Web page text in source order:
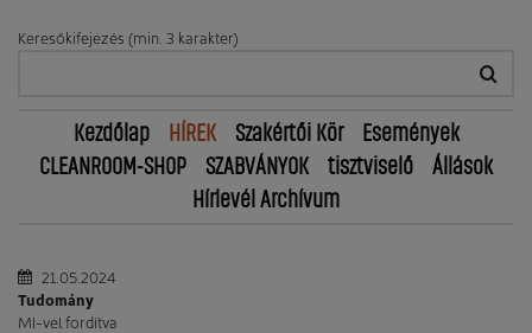
Keresőkifejezés (min. 3 karakter)
Kezdőlap HÍREK Szakértői Kör
Események
CLEANROOM-SHOP
SZABVÁNYOK tisztviselő
Állások
Hírlevél Archívum
21.05.2024
Tudomány
MI-vel fordítva